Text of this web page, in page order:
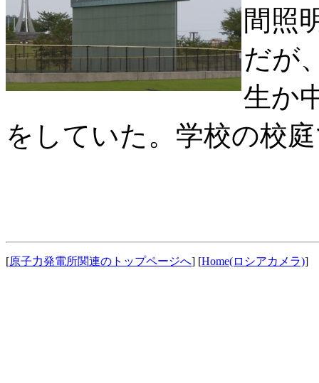
間照
だが
生か
をしていた。学校の校
[原子力発電所関連のトップページへ] [Home(ロシアカメラ)]